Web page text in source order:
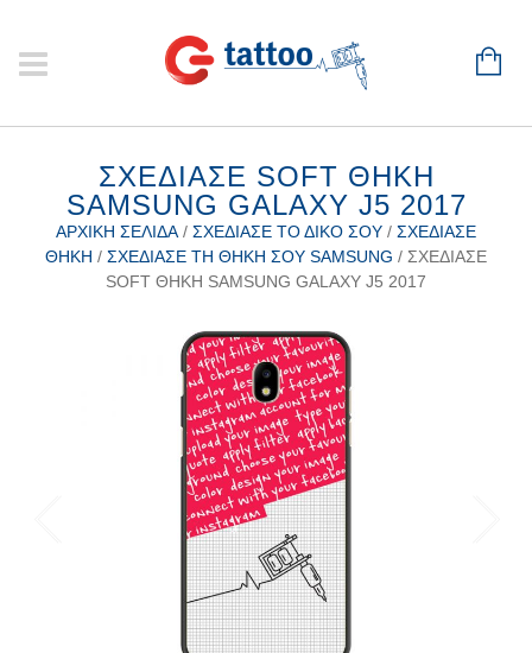
ΣΧΕΔΊΑΣΕ SOFT ΘΉΚΗ
SAMSUNG GALAXY J5 2017
ΑΡΧΙΚΉ ΣΕΛΊΔΑ / ΣΧΕΔΊΑΣΕ ΤΟ ΔΙΚΌ ΣΟΥ / ΣΧΕΔΊΑΣΕ
ΘΉΚΗ / ΣΧΕΔΊΑΣΕ ΤΗ ΘΉΚΗ ΣΟΥ SAMSUNG / ΣΧΕΔΊΑΣΕ
SOFT ΘΉΚΗ SAMSUNG GALAXY J5 2017